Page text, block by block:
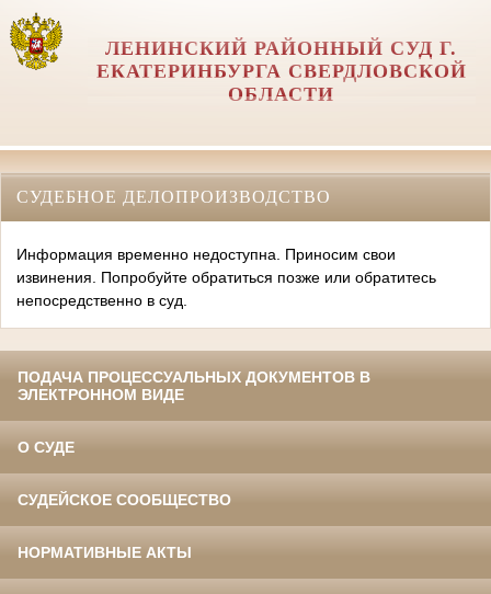
ЛЕНИНСКИЙ РАЙОННЫЙ СУД Г.
ЕКАТЕРИНБУРГА СВЕРДЛОВСКОЙ
ОБЛАСТИ
СУДЕБНОЕ ДЕЛОПРОИЗВОДСТВО
Информация временно недоступна. Приносим свои
извинения. Попробуйте обратиться позже или обратитесь
непосредственно в суд.
ПОДАЧА ПРОЦЕССУАЛЬНЫХ ДОКУМЕНТОВ В
ЭЛЕКТРОННОМ ВИДЕ
О СУДЕ
СУДЕЙСКОЕ СООБЩЕСТВО
НОРМАТИВНЫЕ АКТЫ